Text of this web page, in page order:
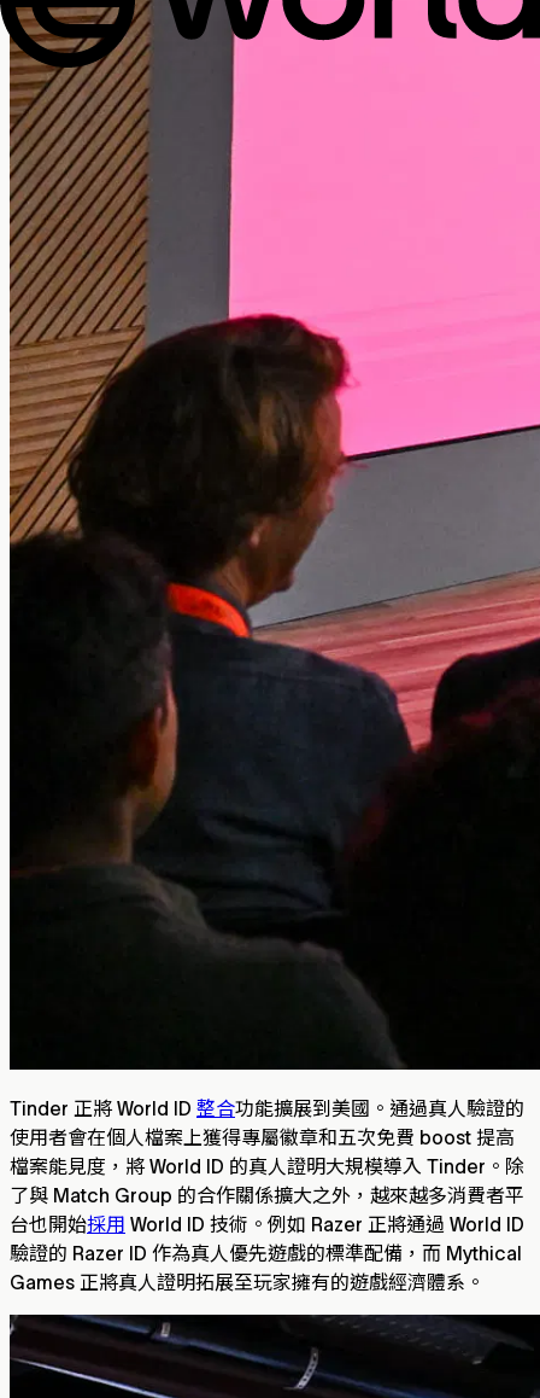
Tinder 正將 World ID 整合功能擴展到美國。通過真人驗證的
使用者會在個人檔案上獲得專屬徽章和五次免費 boost 提高
檔案能見度，將 World ID 的真人證明大規模導入 Tinder。除
了與 Match Group 的合作關係擴大之外，越來越多消費者平
台也開始採用 World ID 技術。例如 Razer 正將通過 World ID
驗證的 Razer ID 作為真人優先遊戲的標準配備，而 Mythical
Games 正將真人證明拓展至玩家擁有的遊戲經濟體系。